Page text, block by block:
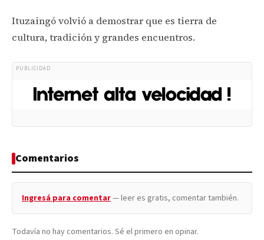
Ituzaingó volvió a demostrar que es tierra de
cultura, tradición y grandes encuentros.
PUBLICIDAD
Comentarios
Ingresá para comentar— leer es gratis, comentar también.
Todavía no hay comentarios. Sé el primero en opinar.